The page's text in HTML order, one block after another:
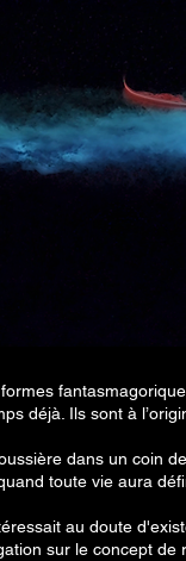
déjà. Ils sont à
dans un coin
toute vie aura
au doute
sur le concept